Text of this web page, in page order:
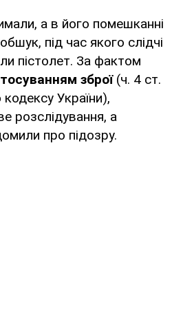
а в його помешканні
під час якого слідчі
пістолет. За фактом
зброї(ч. 4 ст.
України),
розслідування, а
про підозру.